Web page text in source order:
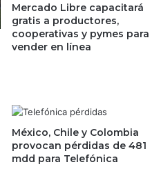
Mercado Libre capacitará
gratis a productores,
cooperativas y pymes para
vender en línea
México, Chile y Colombia
provocan pérdidas de 481
mdd para Telefónica